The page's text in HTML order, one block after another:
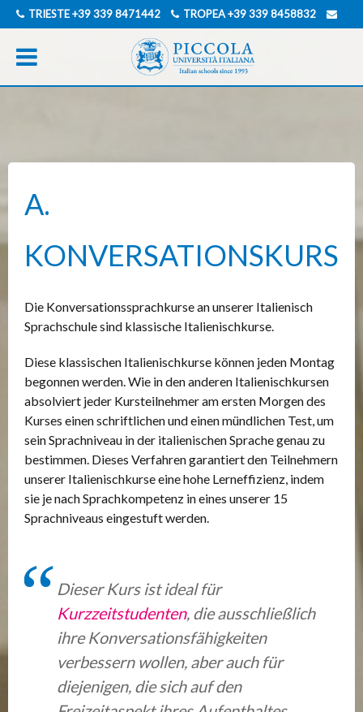
TRIESTE+39 339 8471442 TROPEA+39 339 8458832
INFO@PICCOLAUNIVERSITAITALIANA.COM
ENGLISCH
A.
KONVERSATIONSKURS
Die Konversationssprachkurse an unserer Italienisch
Sprachschule sind klassische Italienischkurse.
Diese klassischen Italienischkurse können jeden Montag
begonnen werden. Wie in den anderen Italienischkursen
absolviert jeder Kursteilnehmer am ersten Morgen des
Kurses einen schriftlichen und einen mündlichen Test, um
sein Sprachniveau in der italienischen Sprache genau zu
bestimmen. Dieses Verfahren garantiert den Teilnehmern
unserer Italienischkurse eine hohe Lerneffizienz, indem
sie je nach Sprachkompetenz in eines unserer 15
Sprachniveaus eingestuft werden.
Dieser Kurs ist ideal für
Kurzzeitstudenten, die ausschließlich
ihre Konversationsfähigkeiten
verbessern wollen, aber auch für
diejenigen, die sich auf den